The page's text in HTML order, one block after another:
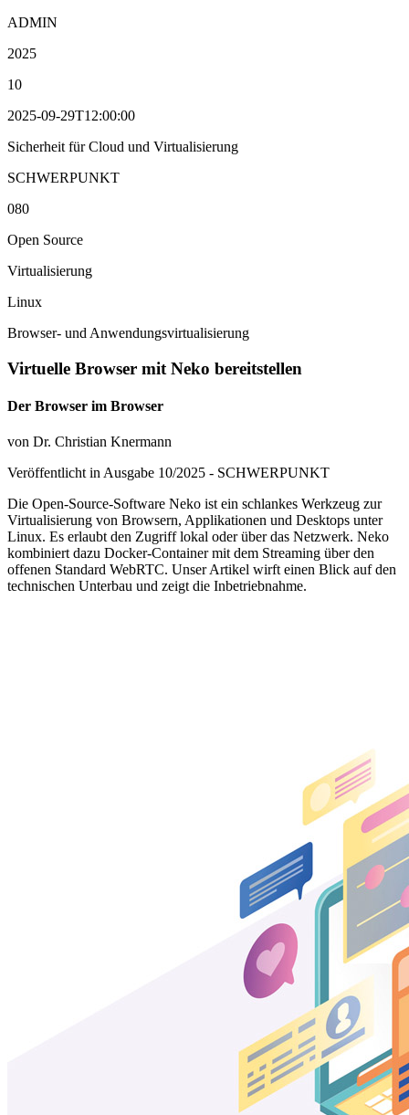
ADMIN
2025
10
2025-09-29T12:00:00
Sicherheit für Cloud und Virtualisierung
SCHWERPUNKT
080
Open Source
Virtualisierung
Linux
Browser- und Anwendungsvirtualisierung
Virtuelle Browser mit Neko bereitstellen
Der Browser im Browser
von Dr. Christian Knermann
Veröffentlicht in Ausgabe 10/2025 - SCHWERPUNKT
Die Open-Source-Software Neko ist ein schlankes Werkzeug zur
Virtualisierung von Browsern, Applikationen und Desktops unter
Linux. Es erlaubt den Zugriff lokal oder über das Netzwerk. Neko
kombiniert dazu Docker-Container mit dem Streaming über den
offenen Standard WebRTC. Unser Artikel wirft einen Blick auf den
technischen Unterbau und zeigt die Inbetriebnahme.